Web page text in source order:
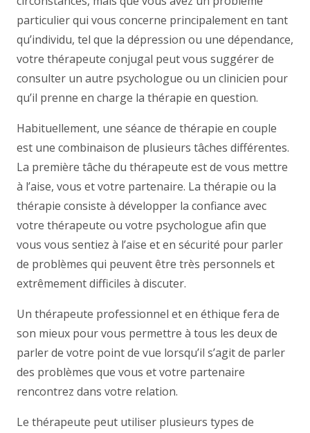
particulier qui vous concerne principalement en tant
qu’individu, tel que la dépression ou une dépendance,
votre thérapeute conjugal peut vous suggérer de
consulter un autre psychologue ou un clinicien pour
qu’il prenne en charge la thérapie en question.
Habituellement, une séance de thérapie en couple
est une combinaison de plusieurs tâches différentes.
La première tâche du thérapeute est de vous mettre
à l’aise, vous et votre partenaire. La thérapie ou la
thérapie consiste à développer la confiance avec
votre thérapeute ou votre psychologue afin que
vous vous sentiez à l’aise et en sécurité pour parler
de problèmes qui peuvent être très personnels et
extrêmement difficiles à discuter.
Un thérapeute professionnel et en éthique fera de
son mieux pour vous permettre à tous les deux de
parler de votre point de vue lorsqu’il s’agit de parler
des problèmes que vous et votre partenaire
rencontrez dans votre relation.
Le thérapeute peut utiliser plusieurs types de